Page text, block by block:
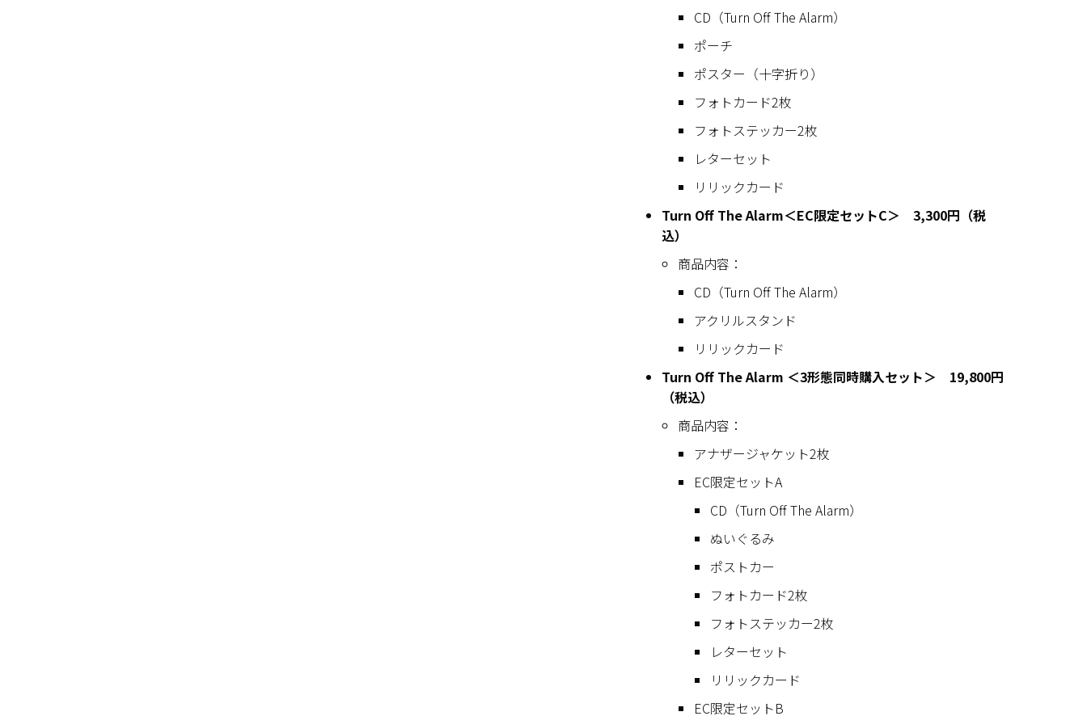
CD（Turn Off The Alarm）
ポーチ
ポスター（十字折り）
フォトカード2枚
フォトステッカー2枚
レターセット
リリックカード
Turn Off The Alarm＜EC限定セットC＞ 3,300円（税
込）
商品内容：
CD（Turn Off The Alarm）
アクリルスタンド
リリックカード
Turn Off The Alarm ＜3形態同時購入セット＞ 19,800円
（税込）
商品内容：
アナザージャケット2枚
EC限定セットA
CD（Turn Off The Alarm）
ぬいぐるみ
ポストカー
フォトカード2枚
フォトステッカー2枚
レターセット
リリックカード
EC限定セットB